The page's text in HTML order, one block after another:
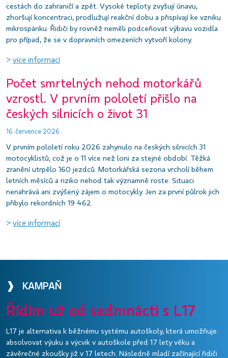
cestách do zahraničí a zpět. Vysoké teploty zvyšují únavu,
zhoršují koncentraci, prodlužují reakční dobu a přispívají ke vzniku
mikrospánku. Řidiči by rovněž neměli podceňovat výbavu vozidla
pro případ, že se v dopravních omezeních vytvoří kolony.
> více informací
Počet smrtelných nehod motorkářů
vzrostl. V prvním pololetí přišlo na
českých silnicích o život 31
16. července 2026
V prvním pololetí roku 2026 zahynulo na českých silnicích 31
motocyklistů, což je o 11 více než loni za stejné období. Těžká
zranění utrpělo 160 jezdců. Motorkářská sezona vrcholí během
letních měsíců a riziko nehod tak významně roste. Situaci
nenahrává ani zvýšený zájem o motocykly. Jen za první půlrok jich
přibylo rekordních 19 462.
> více informací
❱ KAMPAŇ
Řídím už od sedmnácti s L17
L17 je alternativa k běžnému systému autoškoly, která umožňuje
absolvovat výuku a výcvik v autoškole před 17 lety věku a
závěrečné zkoušky již v 17 letech. Následně mladí začínající řidiči